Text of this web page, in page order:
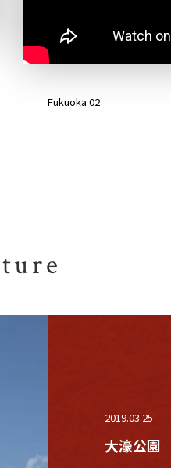
Fukuoka 02
2019.03.25
大濠公園